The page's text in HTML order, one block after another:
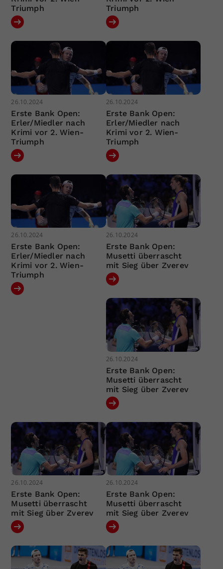
Triumph
Triumph
26.10.2024
Erste Bank Open:
Erler/Miedler nach
Krimi vor 2. Wien-
Triumph
26.10.2024
Erste Bank Open:
Erler/Miedler nach
Krimi vor 2. Wien-
Triumph
26.10.2024
Erste Bank Open:
Erler/Miedler nach
Krimi vor 2. Wien-
Triumph
26.10.2024
Erste Bank Open:
Musetti überrascht
mit Sieg über Zverev
26.10.2024
Erste Bank Open:
Musetti überrascht
mit Sieg über Zverev
26.10.2024
Erste Bank Open:
Musetti überrascht
mit Sieg über Zverev
26.10.2024
Erste Bank Open:
Musetti überrascht
mit Sieg über Zverev